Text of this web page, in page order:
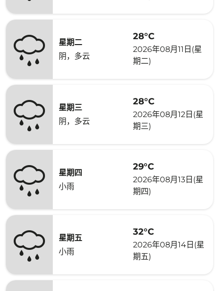
星期二
阴，多云
28°C
2026年08月11日(星
期二)
星期三
阴，多云
28°C
2026年08月12日(星
期三)
星期四
小雨
29°C
2026年08月13日(星
期四)
星期五
小雨
32°C
2026年08月14日(星
期五)